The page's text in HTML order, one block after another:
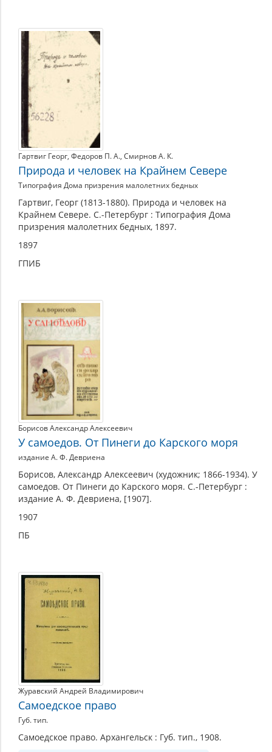
Гартвиг Георг, Федоров П. А., Смирнов А. К.
Природа и человек на Крайнем Севере
Типография Дома призрения малолетних бедных
Гартвиг, Георг (1813-1880). Природа и человек на
Крайнем Севере. С.-Петербург : Типография Дома
призрения малолетних бедных, 1897.
1897
ГПИБ
Борисов Александр Алексеевич
У самоедов. От Пинеги до Карского моря
издание А. Ф. Девриена
Борисов, Александр Алексеевич (художник; 1866-1934). У
самоедов. От Пинеги до Карского моря. С.-Петербург :
издание А. Ф. Девриена, [1907].
1907
ПБ
Журавский Андрей Владимирович
Самоедское право
Губ. тип.
Самоедское право. Архангельск : Губ. тип., 1908.